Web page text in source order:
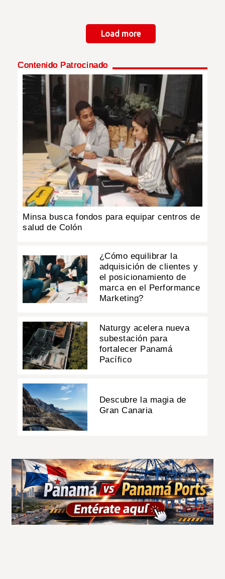
Load more
Contenido Patrocinado
Minsa busca fondos para equipar centros de
salud de Colón
¿Cómo equilibrar la
adquisición de clientes y
el posicionamiento de
marca en el Performance
Marketing?
Naturgy acelera nueva
subestación para
fortalecer Panamá
Pacífico
Descubre la magia de
Gran Canaria